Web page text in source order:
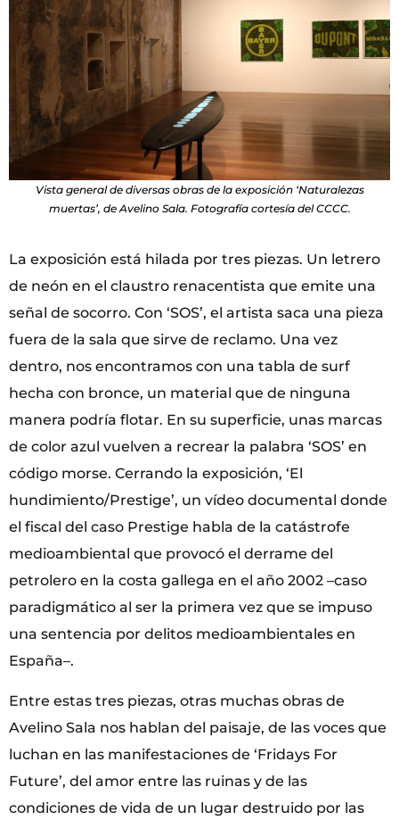
Vista general de diversas obras de la exposición ‘Naturalezas
muertas’, de Avelino Sala. Fotografía cortesía del CCCC.
La exposición está hilada por tres piezas. Un letrero
de neón en el claustro renacentista que emite una
señal de socorro. Con ‘SOS’, el artista saca una pieza
fuera de la sala que sirve de reclamo. Una vez
dentro, nos encontramos con una tabla de surf
hecha con bronce, un material que de ninguna
manera podría flotar. En su superficie, unas marcas
de color azul vuelven a recrear la palabra ‘SOS’ en
código morse. Cerrando la exposición, ‘El
hundimiento/Prestige’, un vídeo documental donde
el fiscal del caso Prestige habla de la catástrofe
medioambiental que provocó el derrame del
petrolero en la costa gallega en el año 2002 –caso
paradigmático al ser la primera vez que se impuso
una sentencia por delitos medioambientales en
España–.
Entre estas tres piezas, otras muchas obras de
Avelino Sala nos hablan del paisaje, de las voces que
luchan en las manifestaciones de ‘Fridays For
Future’, del amor entre las ruinas y de las
condiciones de vida de un lugar destruido por las